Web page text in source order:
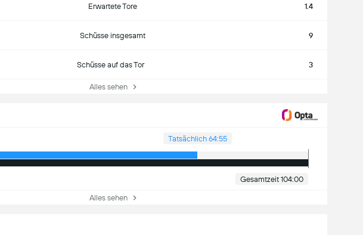
Erwartete Tore 1.4
Schüsse insgesamt 9
Schüsse auf das Tor 3
Alles sehen
Tatsächlich 64:55
Gesamtzeit 104:00
Alles sehen